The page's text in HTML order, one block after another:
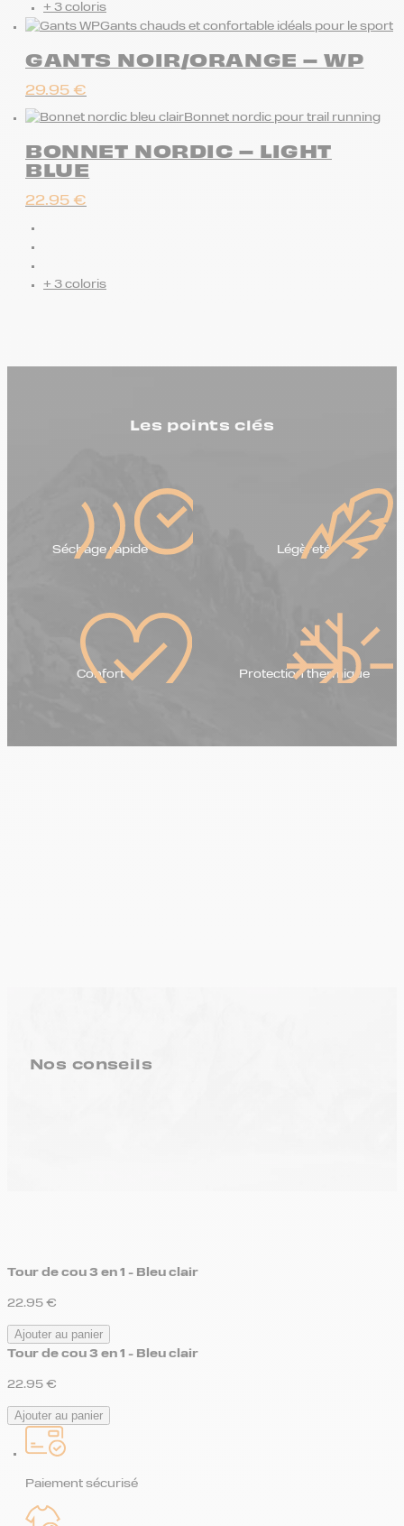
+ 3 coloris
Gants chauds et confortable idéals pour le sport
GANTS NOIR/ORANGE – WP
29.95 €
Bonnet nordic pour trail running
BONNET NORDIC – LIGHT
BLUE
22.95 €
+ 3 coloris
Les points clés
Séchage rapide Légèreté
Confort Protection thermique
Nos conseils
Tour de cou 3 en 1 - Bleu clair
22.95 €
Ajouter au panier
Tour de cou 3 en 1 - Bleu clair
22.95 €
Ajouter au panier
Paiement sécurisé